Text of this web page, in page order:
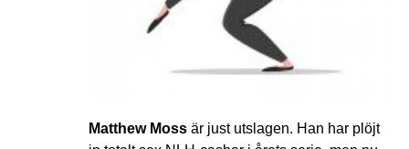
Matthew Mossär just utslagen. Han har plöjt